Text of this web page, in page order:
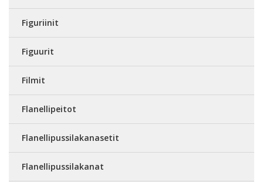
Figuriinit
Figuurit
Filmit
Flanellipeitot
Flanellipussilakanasetit
Flanellipussilakanat